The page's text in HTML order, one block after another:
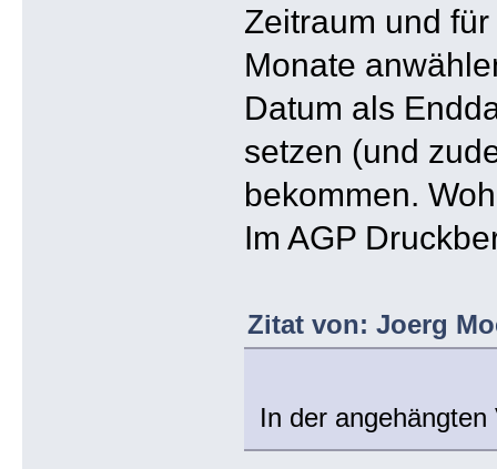
Zeitraum und
Monate
Datum als
setzen (und
bekommen.
Im AGP
Zitat von: Joerg
In der